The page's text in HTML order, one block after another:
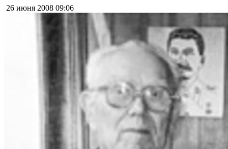
26 июня 2008 09:06